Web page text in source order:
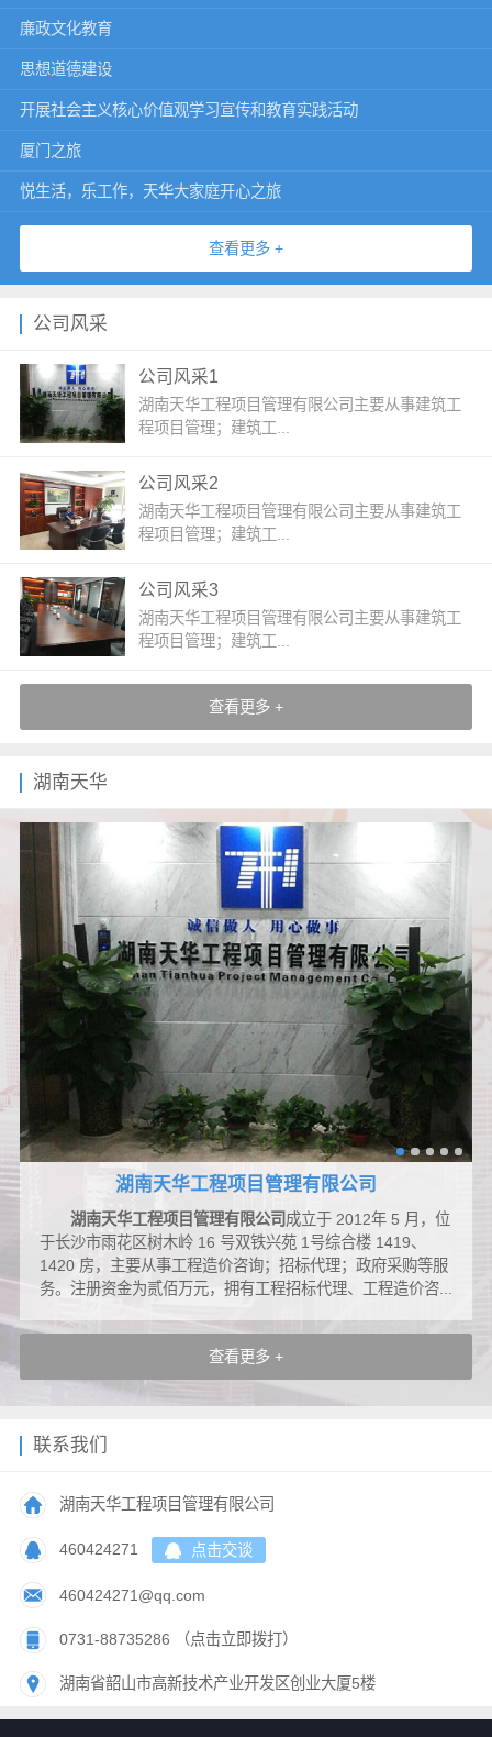
廉政文化教育
思想道德建设
开展社会主义核心价值观学习宣传和教育实践活动
厦门之旅
悦生活，乐工作，天华大家庭开心之旅
查看更多 +
公司风采
公司风采1
湖南天华工程项目管理有限公司主要从事建筑工
程项目管理；建筑工...
公司风采2
湖南天华工程项目管理有限公司主要从事建筑工
程项目管理；建筑工...
公司风采3
湖南天华工程项目管理有限公司主要从事建筑工
程项目管理；建筑工...
查看更多 +
湖南天华
湖南天华工程项目管理有限公司
湖南天华工程项目管理有限公司 成立于 2012年 5 月，位
于长沙市雨花区树木岭 16 号双铁兴苑 1号综合楼 1419、
1420 房，主要从事工程造价咨询；招标代理；政府采购等服
务。注册资金为贰佰万元，拥有工程招标代理、工程造价咨...
查看更多 +
联系我们
湖南天华工程项目管理有限公司
460424271 点击交谈
460424271@qq.com
0731-88735286 （点击立即拨打）
湖南省韶山市高新技术产业开发区创业大厦5楼